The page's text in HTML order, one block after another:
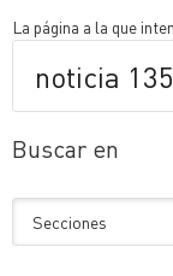
La página a la que
Buscar en